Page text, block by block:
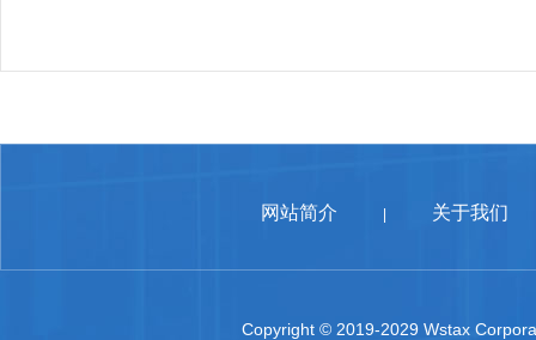
网站简介 关于我们
Copyright © 2019-2029 Wstax